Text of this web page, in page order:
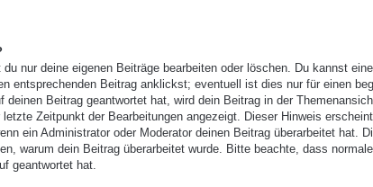
nur deine eigenen Beiträge bearbeiten oder löschen. Du kannst
entsprechenden Beitrag anklickst; eventuell ist dies nur für einen
Beitrag geantwortet hat, wird dein Beitrag in der
Zeitpunkt der Bearbeitungen angezeigt. Dieser Hinweis
ein Administrator oder Moderator deinen Beitrag überarbeitet hat.
warum dein Beitrag überarbeitet wurde. Bitte beachte, dass
geantwortet hat.